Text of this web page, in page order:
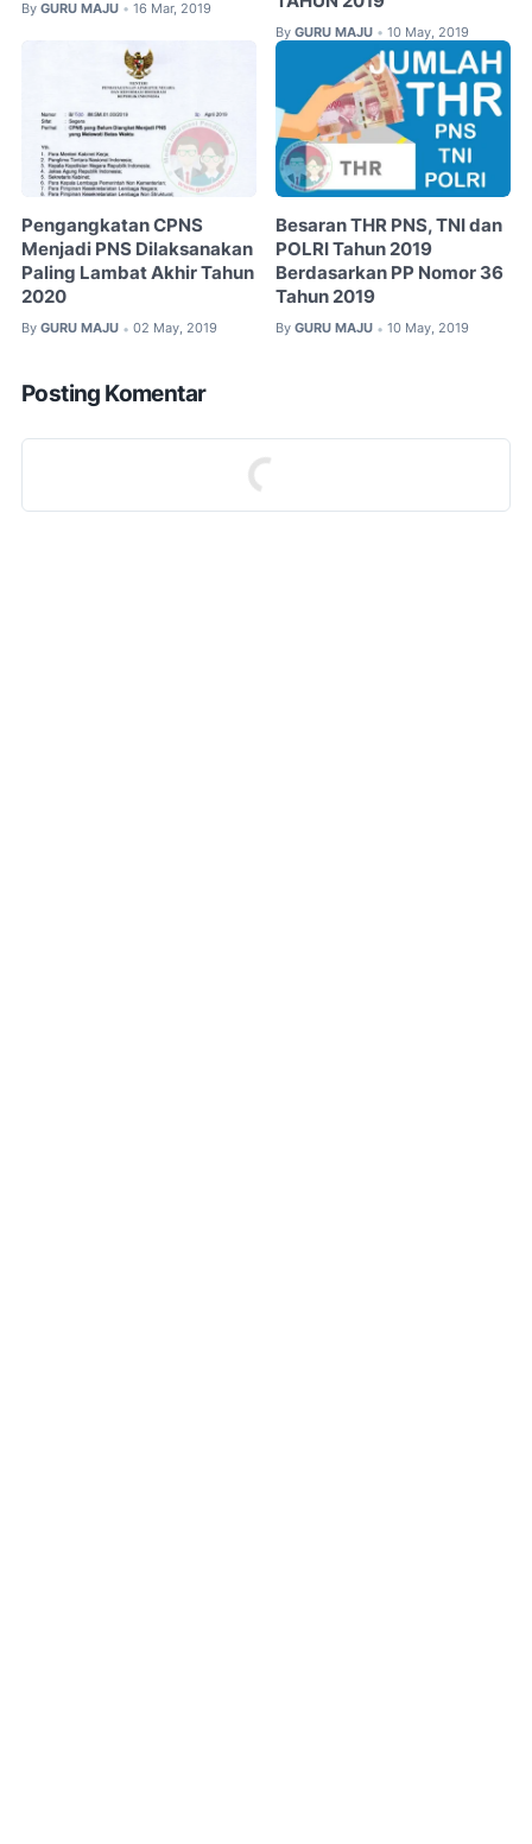
By GURU MAJU • 16 Mar, 2019
By GURU MAJU • 10 May, 2019
Pengangkatan CPNS
Menjadi PNS Dilaksanakan
Paling Lambat Akhir Tahun
2020
By GURU MAJU • 02 May, 2019
Besaran THR PNS, TNI dan
POLRI Tahun 2019
Berdasarkan PP Nomor 36
Tahun 2019
By GURU MAJU • 10 May, 2019
Posting Komentar